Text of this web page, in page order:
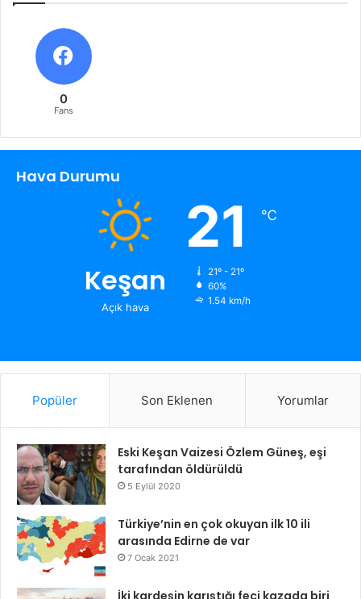
0
Fans
Hava Durumu
Keşan
Açık hava
21 ℃
21º - 21º
60%
1.54 km/h
Popüler Son Eklenen Yorumlar
Eski Keşan Vaizesi Özlem Güneş, eşi
tarafından öldürüldü
5 Eylül 2020
Türkiye’nin en çok okuyan ilk 10 ili
arasında Edirne de var
7 Ocak 2021
İki kardeşin karıştığı feci kazada biri